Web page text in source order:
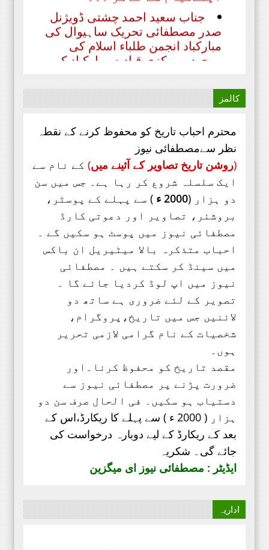
جناب سعید احمد چشتی ڈویژنل
صدر مصطفائی تحریک ساہیوال کی
مبارکباد انجمن طلباء اسلام کی
موجودہ مرکزی قیادت مبارکباد کی
مستحق ہے۔ کہ جنہوں نے حیی علی
کالمز
محترم احباب تاریخ کو محفوظ کرنے کے نقطہ
نظر سےمصطفائی نیوز
(روشن تاریخ تصاویر کے آئینے میں) کے نام سے
ایک سلسلہ شروع کر رہا ہے۔ جس میں سن
دو ہزار (2000 ء
) سے پہلے کے پوسٹر،
بروشئر، تصاویر اور دعوتی کارڈ
مصطفائی نیوز میں پوسٹ ہو سکیں گے ۔
احباب متذکرہ بالا میٹیریل ان باکس
میں سینڈ کر سکتے ہیں ۔ مصطفائی
نیوز میں اپ لوڈ کردیا جائے گا ۔
تصویر کے لئے ضروری ہے ساتھ دو
لائنیں جس میں تاریخ،پروگرام،
شخصیات کے نام گرامی لازمی تحریر
ہوں۔
مقصد تاریخ کو محفوظ کرنا۔اور
ضرورت پڑنے پر مصطفائی نیوز سے
دستیاب ہو سکیں۔ فی الحال صرف سن دو
ہزار ( 2000 ء ) سے پہلے کا ریکارڈ،
اس کے
بعد کے ریکارڈ کے لیے دوبارہ درخواست کی
جائے گی۔ شکریہ
ایڈیٹر : مصطفائی نیوز ای میگزین
اداریہ